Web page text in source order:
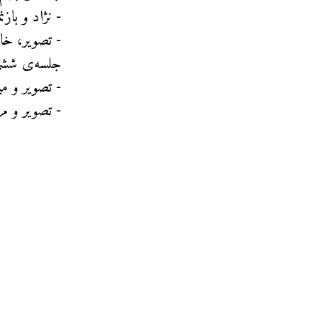
⁃ نژاد و
⁃ تصویر،
جلسه‌ی
⁃ تصویر و
⁃ تصویر